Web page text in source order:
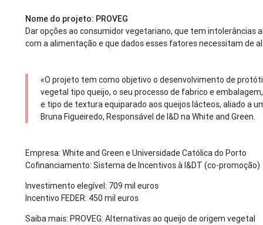
Nome do projeto: PROVEG
Dar opções ao consumidor vegetariano, que tem intolerâncias
com a alimentação e que dados esses fatores necessitam de
«O projeto tem como objetivo o desenvolvimento de
vegetal tipo queijo, o seu processo de fabrico e
e tipo de textura equiparado aos queijos lácteos, aliado a
Bruna Figueiredo, Responsável de I&D na White and Green.
Empresa: White and Green e Universidade Católica do Porto
Cofinanciamento: Sistema de Incentivos à I&DT (co-promoção)
Investimento elegível: 709 mil euros
Incentivo FEDER: 450 mil euros
Saiba mais: PROVEG: Alternativas ao queijo de origem vegetal